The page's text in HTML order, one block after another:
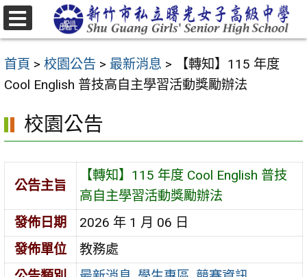
跳
至
要
內
區
首頁 > 校園公告 > 最新消息 >
【轉知】115 年度
Cool English 普技高自主學習活動獎勵辦法
校園公告
公告主旨
【轉知】115 年度 Cool English 普技
高自主學習活動獎勵辦法
發佈日期
2026 年 1 月 06 日
發佈單位
教務處
選
單